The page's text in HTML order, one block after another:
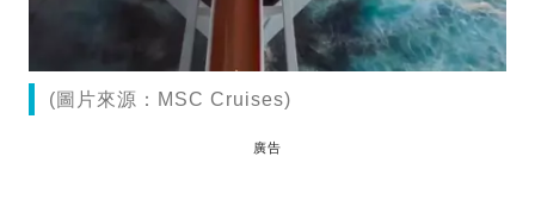
(圖片來源：MSC Cruises)
廣告